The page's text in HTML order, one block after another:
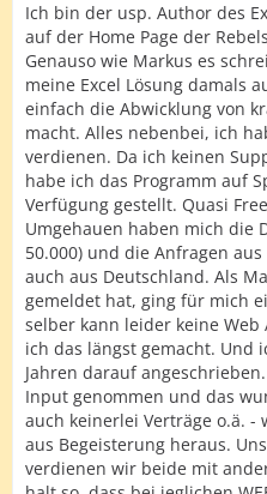
Ich bin der usp. Author des
auf der Home Page der
Genauso wie Markus es
meine Excel Lösung damals
einfach die Abwicklung von
macht. Alles nebenbei, ich
verdienen. Da ich keinen
habe ich das Programm auf
Verfügung gestellt. Quasi
Umgehauen haben mich die
50.000) und die Anfragen
auch aus Deutschland. Als
gemeldet hat, ging für mich
selber kann leider keine
ich das längst gemacht. Und
Jahren darauf
Input genommen und das
auch keinerlei Verträge o.ä.
aus Begeisterung heraus.
verdienen wir beide mit